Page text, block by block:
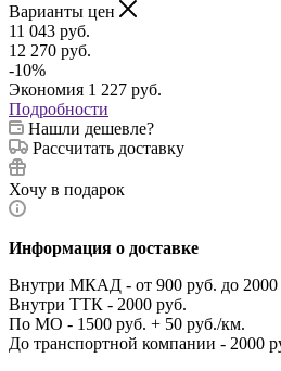
Варианты цен
11 043 руб.
12 270 руб.
-10%
Экономия 1 227 руб.
Подробности
Нашли дешевле?
Рассчитать доставку
Хочу в подарок
Информация о доставке
Внутри МКАД - от 900 руб. до 2000
Внутри ТТК - 2000 руб.
По МО - 1500 руб. + 50 руб./км.
До транспортной компании - 2000